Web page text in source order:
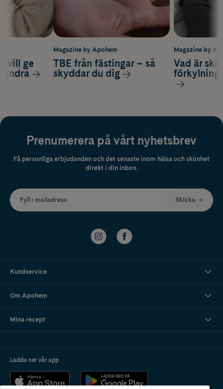
Magazine by
Vad är
förkylning
vill ge
lindra
Magazine by Apohem
TBE från fästingar – så
skyddar du dig
Prenumerera på vårt nyhetsbrev
Få personliga erbjudanden och det senaste inom hälsa och skönhet
direkt i din inbox.
Fyll i mailadress Skicka
Kundservice
Om Apohem
Mina recept
Ladda ner vår app